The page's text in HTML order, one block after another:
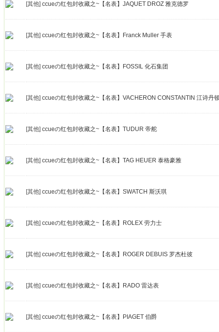
[其他] ccueの红包封收藏之~【名表】JAQUET DROZ 雅克德罗
[其他] ccueの红包封收藏之~【名表】Franck Muller 手表
[其他] ccueの红包封收藏之~【名表】FOSSIL 化石集团
[其他] ccueの红包封收藏之~【名表】VACHERON CONSTANTIN 江诗丹
[其他] ccueの红包封收藏之~【名表】TUDUR 帝舵
[其他] ccueの红包封收藏之~【名表】TAG HEUER 泰格豪雅
[其他] ccueの红包封收藏之~【名表】SWATCH 斯沃琪
[其他] ccueの红包封收藏之~【名表】ROLEX 劳力士
[其他] ccueの红包封收藏之~【名表】ROGER DEBUIS 罗杰杜彼
[其他] ccueの红包封收藏之~【名表】RADO 雷达表
[其他] ccueの红包封收藏之~【名表】PIAGET 伯爵